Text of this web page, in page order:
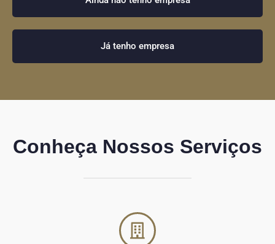
Já tenho empresa
Conheça Nossos Serviços